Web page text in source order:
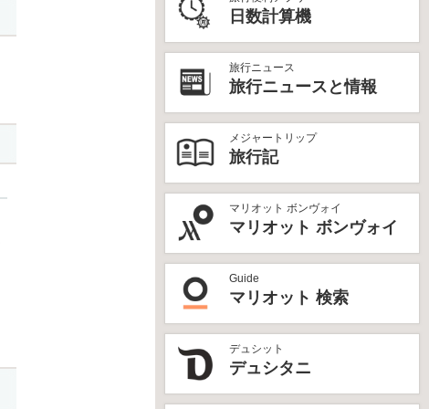
日数計算機
旅行ニュース
旅行ニュースと情報
メジャートリップ
旅行記
マリオット ボンヴォイ
マリオット ボンヴォイ
Guide
マリオット 検索
デュシット
デュシタニ